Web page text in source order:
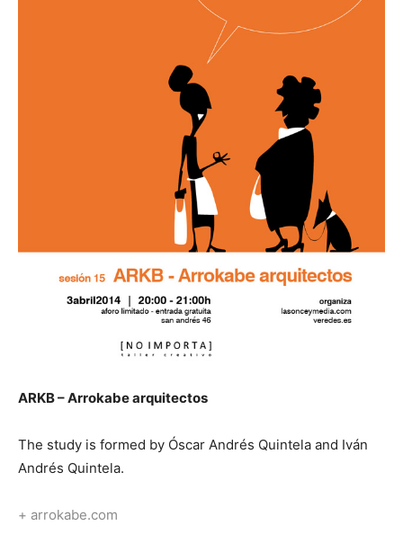
ARKB – Arrokabe arquitectos
The study is formed by Óscar Andrés Quintela and Iván
Andrés Quintela.
+ arrokabe.com